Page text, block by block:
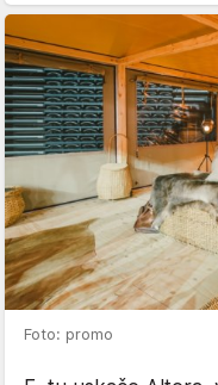
Foto: promo